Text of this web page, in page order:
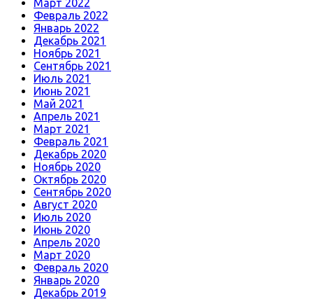
Март 2022
Февраль 2022
Январь 2022
Декабрь 2021
Ноябрь 2021
Сентябрь 2021
Июль 2021
Июнь 2021
Май 2021
Апрель 2021
Март 2021
Февраль 2021
Декабрь 2020
Ноябрь 2020
Октябрь 2020
Сентябрь 2020
Август 2020
Июль 2020
Июнь 2020
Апрель 2020
Март 2020
Февраль 2020
Январь 2020
Декабрь 2019